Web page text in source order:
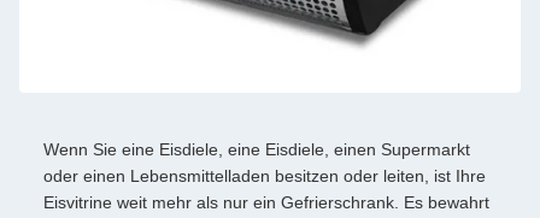
Wenn Sie eine Eisdiele, eine Eisdiele, einen Supermarkt
oder einen Lebensmittelladen besitzen oder leiten, ist Ihre
Eisvitrine weit mehr als nur ein Gefrierschrank. Es bewahrt